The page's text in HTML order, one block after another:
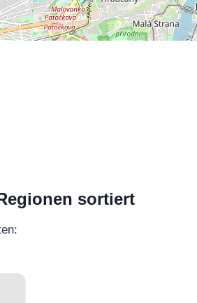
sortiert